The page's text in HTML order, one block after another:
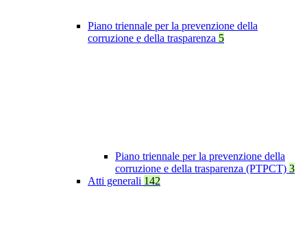
Piano triennale per la prevenzione della
corruzione e della trasparenza 5
Piano triennale per la prevenzione della
corruzione e della trasparenza (PTPCT) 3
Atti generali 142